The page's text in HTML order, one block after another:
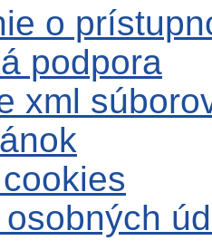
o
podpora
xml